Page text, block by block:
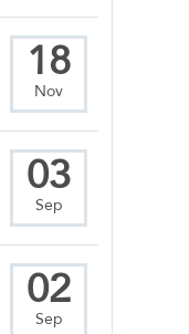
18
Nov
03
Sep
02
Sep